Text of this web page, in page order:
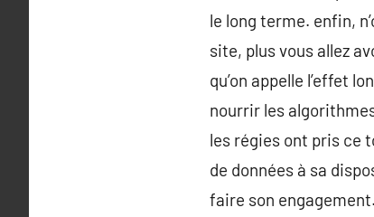
le long terme. enfin,
site, plus vous allez
qu’on appelle l’effet
nourrir les
les régies ont pris ce
de données à sa
faire son